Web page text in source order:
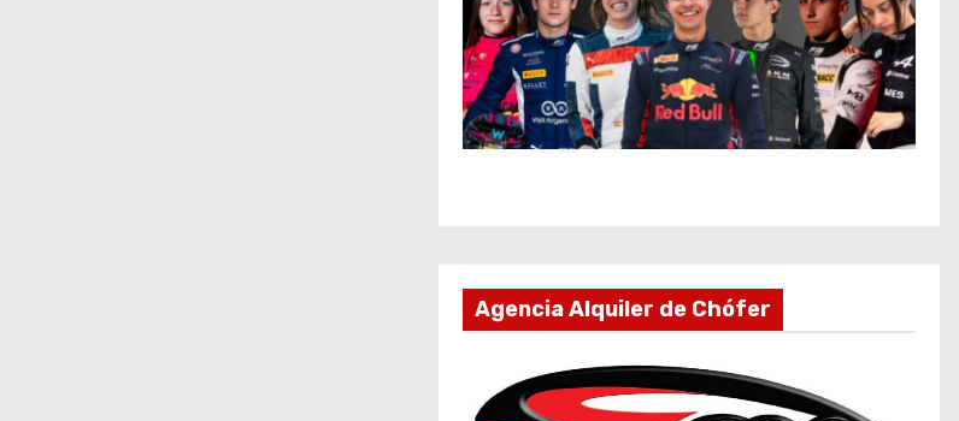
Agencia Alquiler de Chófer